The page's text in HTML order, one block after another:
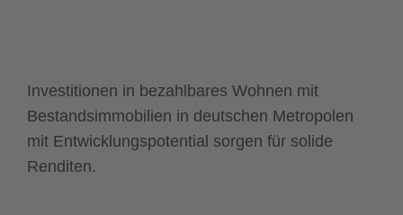
Investitionen in bezahlbares Wohnen mit
Bestandsimmobilien in deutschen Metropolen
mit Entwicklungspotential sorgen für solide
Renditen.